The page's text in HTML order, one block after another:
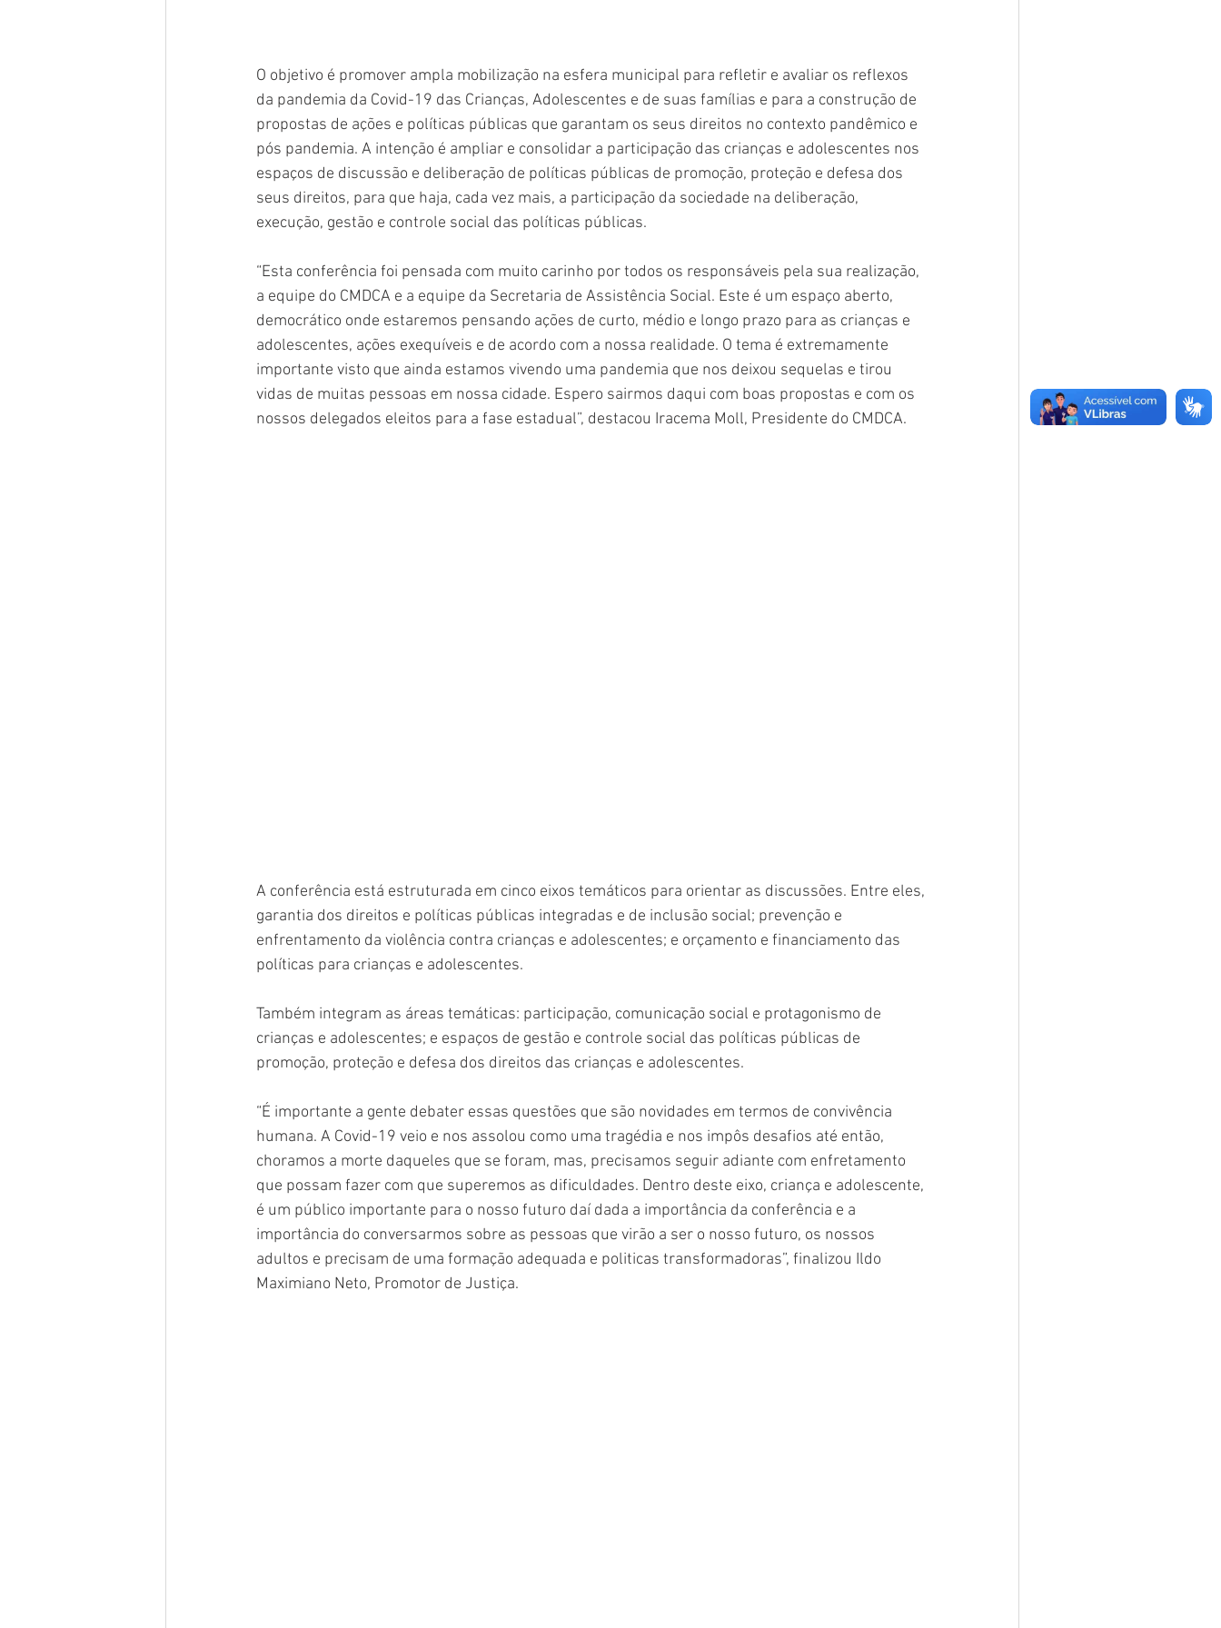
O objetivo é promover ampla mobilização na esfera municipal para refletir e avaliar os reflexos
da pandemia da Covid-19 das Crianças, Adolescentes e de suas famílias e para a construção de
propostas de ações e políticas públicas que garantam os seus direitos no contexto pandêmico e
pós pandemia. A intenção é ampliar e consolidar a participação das crianças e adolescentes nos
espaços de discussão e deliberação de políticas públicas de promoção, proteção e defesa dos
seus direitos, para que haja, cada vez mais, a participação da sociedade na deliberação,
execução, gestão e controle social das políticas públicas.
“Esta conferência foi pensada com muito carinho por todos os responsáveis pela sua realização,
a equipe do CMDCA e a equipe da Secretaria de Assistência Social. Este é um espaço aberto,
democrático onde estaremos pensando ações de curto, médio e longo prazo para as crianças e
adolescentes, ações exequíveis e de acordo com a nossa realidade. O tema é extremamente
importante visto que ainda estamos vivendo uma pandemia que nos deixou sequelas e tirou
vidas de muitas pessoas em nossa cidade. Espero sairmos daqui com boas propostas e com os
nossos delegados eleitos para a fase estadual”, destacou Iracema Moll, Presidente do CMDCA.
A conferência está estruturada em cinco eixos temáticos para orientar as discussões. Entre eles,
garantia dos direitos e políticas públicas integradas e de inclusão social; prevenção e
enfrentamento da violência contra crianças e adolescentes; e orçamento e financiamento das
políticas para crianças e adolescentes.
Também integram as áreas temáticas: participação, comunicação social e protagonismo de
crianças e adolescentes; e espaços de gestão e controle social das políticas públicas de
promoção, proteção e defesa dos direitos das crianças e adolescentes.
“É importante a gente debater essas questões que são novidades em termos de convivência
humana. A Covid-19 veio e nos assolou como uma tragédia e nos impôs desafios até então,
choramos a morte daqueles que se foram, mas, precisamos seguir adiante com enfretamento
que possam fazer com que superemos as dificuldades. Dentro deste eixo, criança e adolescente,
é um público importante para o nosso futuro daí dada a importância da conferência e a
importância do conversarmos sobre as pessoas que virão a ser o nosso futuro, os nossos
adultos e precisam de uma formação adequada e politicas transformadoras”, finalizou Ildo
Maximiano Neto, Promotor de Justiça.